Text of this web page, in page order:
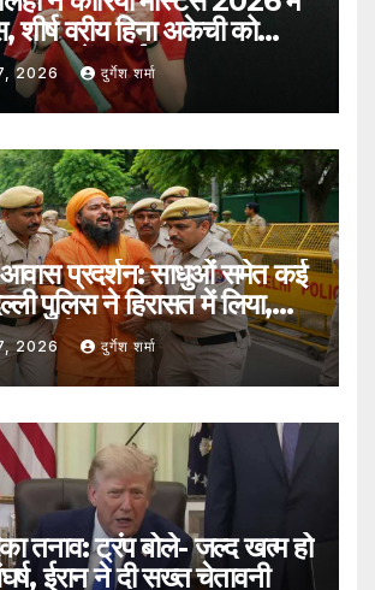
शीर्ष वरीय हिना अकेची को
में बनाई जगह
2026 दुर्गेश शर्मा
आवास प्रदर्शन: साधुओं समेत कई
पुलिस ने हिरासत में लिया,
कड़ी
2026 दुर्गेश शर्मा
तनाव: ट्रंप बोले- जल्द खत्म हो
ईरान ने दी सख्त चेतावनी